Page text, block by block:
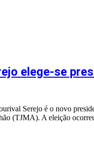
elege-se
Serejo é o novo
(TJMA). A eleição